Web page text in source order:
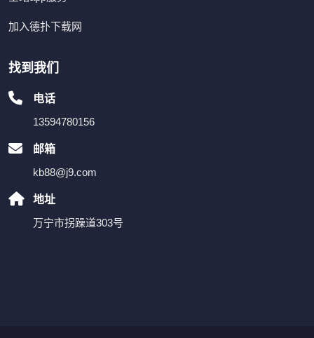
加入德扑下载网
找到我们
电话
13594780156
邮箱
kb88@j9.com
地址
万宁市拐躁道303号